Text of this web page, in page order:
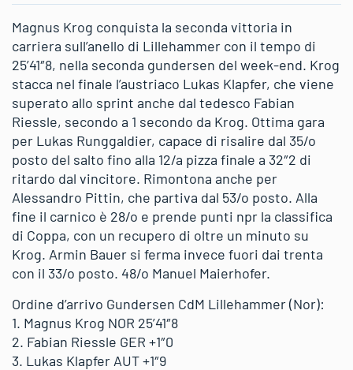
Magnus Krog conquista la seconda vittoria in
carriera sull’anello di Lillehammer con il tempo di
25’41″8, nella seconda gundersen del week-end. Krog
stacca nel finale l’austriaco Lukas Klapfer, che viene
superato allo sprint anche dal tedesco Fabian
Riessle, secondo a 1 secondo da Krog. Ottima gara
per Lukas Runggaldier, capace di risalire dal 35/o
posto del salto fino alla 12/a pizza finale a 32″2 di
ritardo dal vincitore. Rimontona anche per
Alessandro Pittin, che partiva dal 53/o posto. Alla
fine il carnico è 28/o e prende punti npr la classifica
di Coppa, con un recupero di oltre un minuto su
Krog. Armin Bauer si ferma invece fuori dai trenta
con il 33/o posto. 48/o Manuel Maierhofer.
Ordine d’arrivo Gundersen CdM Lillehammer (Nor):
1. Magnus Krog NOR 25’41″8
2. Fabian Riessle GER +1″0
3. Lukas Klapfer AUT +1″9